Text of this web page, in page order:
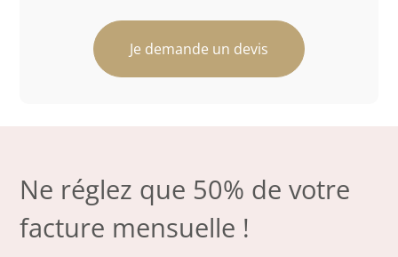
Je demande un devis
Ne réglez que 50% de votre
facture mensuelle !